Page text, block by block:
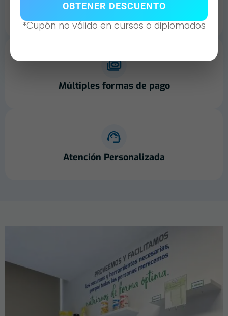
Múltiples formas de pago
Atención Personalizada
OBTENER DESCUENTO
*Cupón no válido en cursos o diplomados